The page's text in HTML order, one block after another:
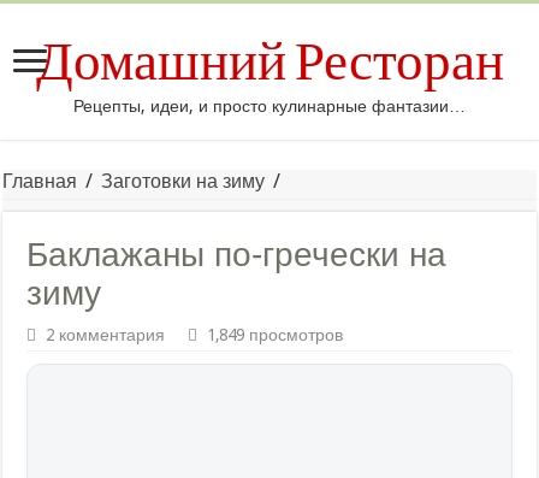
Домашний Ресторан
Рецепты, идеи, и просто кулинарные фантазии…
Главная / Заготовки на зиму /
Баклажаны по-гречески на
зиму
2 комментария 1,849 просмотров